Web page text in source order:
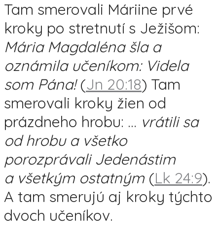
Tam smerovali Máriine prvé
kroky po stretnutí s Ježišom:
Mária Magdaléna šla a
oznámila učeníkom: Videla
som Pána!(Jn 20:18) Tam
smerovali kroky žien od
prázdneho hrobu: … vrátili sa
od hrobu a všetko
porozprávali Jedenástim
a všetkým ostatným (Lk 24:9).
A tam smerujú aj kroky týchto
dvoch učeníkov.